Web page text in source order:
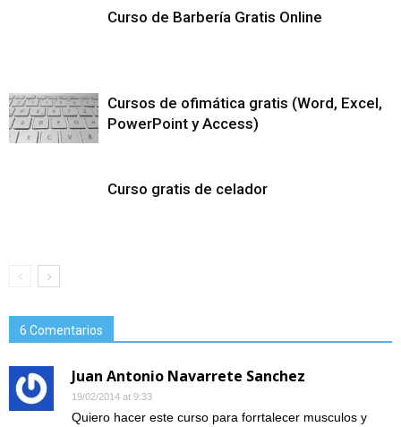
Curso de Barbería Gratis Online
Cursos de ofimática gratis (Word, Excel,
PowerPoint y Access)
Curso gratis de celador
6 Comentarios
Juan Antonio Navarrete Sanchez
19/02/2014 at 9:33
Quiero hacer este curso para forrtalecer musculos y